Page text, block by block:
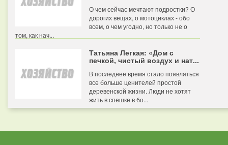
О чем сейчас мечтают подростки? О
дорогих вещах, о мотоциклах - обо
всем, о чем угодно, но только не о
том, как нач...
Татьяна Легкая: «Дом с
печкой, чистый воздух и нат...
В последнее время стало появляться
все больше ценителей простой
деревенской жизни. Люди не хотят
жить в спешке в бо...